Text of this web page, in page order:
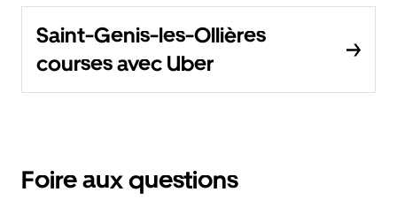
Saint-Genis-les-Ollières
courses avec Uber
Foire aux questions